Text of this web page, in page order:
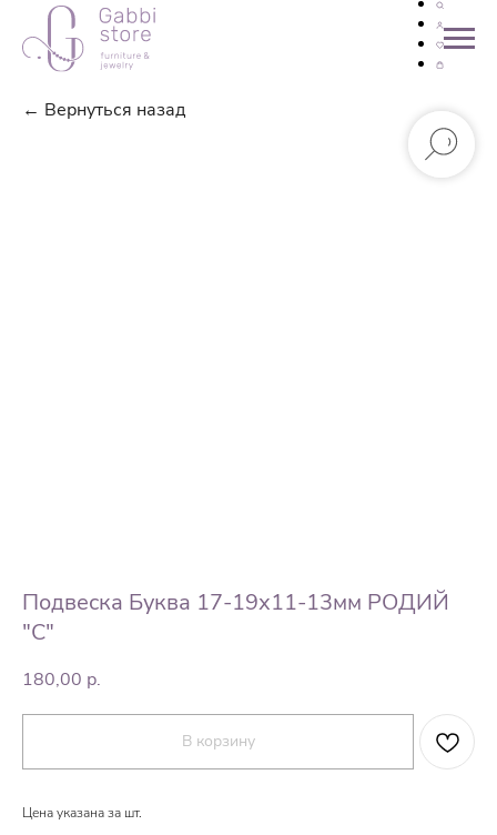
← Вернуться назад
Подвеска Буква 17-19х11-13мм РОДИЙ
"C"
180,00 р.
В корзину
Цена указана за шт.